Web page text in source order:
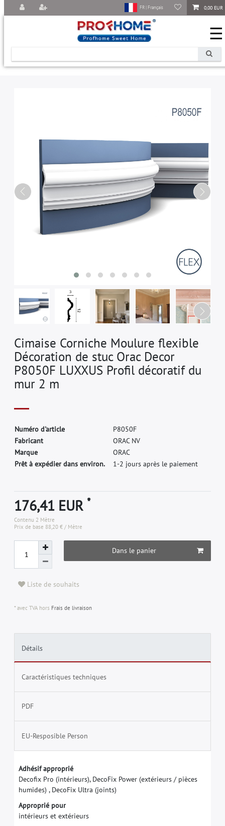
0,00 EUR
FR | Français
☰
Cimaise Corniche Moulure flexible
Décoration de stuc Orac Decor
P8050F LUXXUS Profil décoratif du
mur 2 m
Numéro d'article P8050F
Fabricant ORAC NV
Marque ORAC
Prêt à expédier dans environ.
1-2 jours après le paiement
176,41 EUR*
Contenu 2 Mètre
Prix de base 88,20 € / Mètre
Dans le panier
Liste de souhaits
* avec TVA hors Frais de livraison
Détails
Caractéristiques techniques
PDF
EU-Resposible Person
Adhésif approprié
Decofx Pro (intérieurs), DecoFix Power (extérieurs / pièces
humides) , DecoFix Ultra (joints)
Approprié pour
intérieurs et extérieurs